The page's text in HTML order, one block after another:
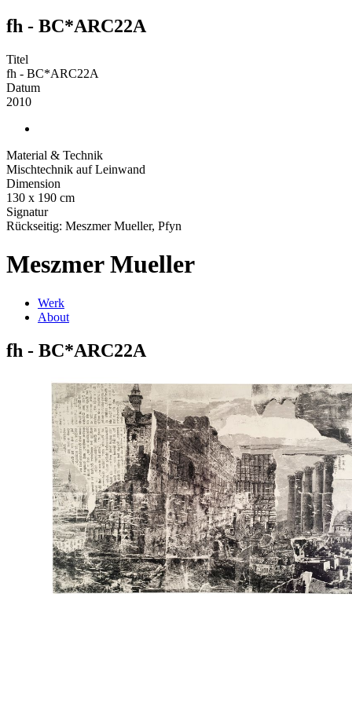
fh - BC*ARC22A
Titel
fh - BC*ARC22A
Datum
2010
Material & Technik
Mischtechnik auf Leinwand
Dimension
130 x 190 cm
Signatur
Rückseitig: Meszmer Mueller, Pfyn
Meszmer Mueller
Werk
About
fh - BC*ARC22A